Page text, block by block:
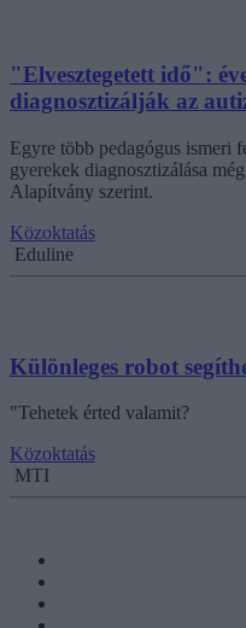
"Elvesztegetett idő":
diagnosztizálják az
Egyre több pedagógus ismeri
gyerekek diagnosztizálása
Alapítvány szerint.
Közoktatás
Eduline
Különleges robot
"Tehetek érted valamit?
Közoktatás
MTI